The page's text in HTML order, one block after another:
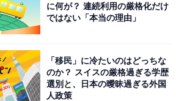
に何が？ 連続利用の厳格化だけ
ではない「本当の理由」
「移民」に冷たいのはどっちな
のか？ スイスの厳格過ぎる学歴
選別と、日本の曖昧過ぎる外国
人政策